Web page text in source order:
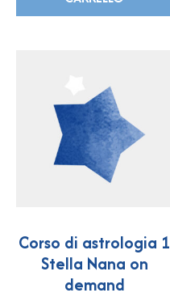
Corso di astrologia 1
Stella Nana on
demand